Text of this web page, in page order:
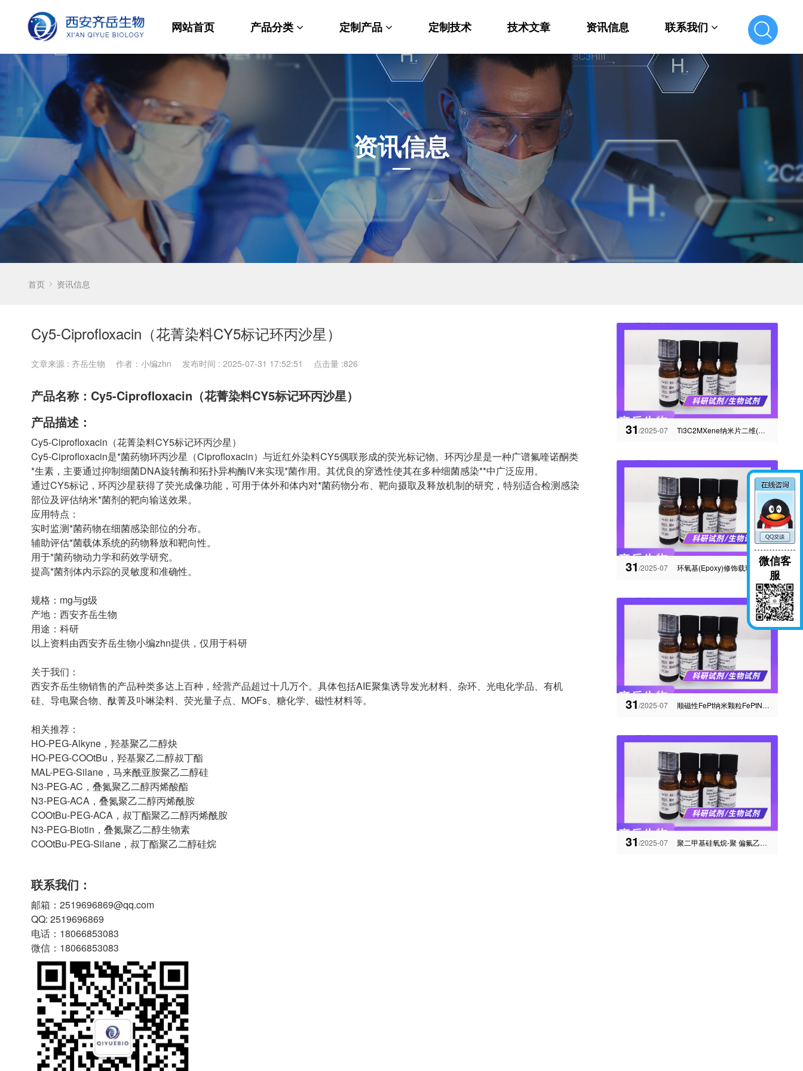
资讯信息
网站首页 产品分类
材料科学
生命科学
发光材料
功能性化学
分析化学
其他产品
定制产品
纳米材料定制
PEG衍生物
荧光标记定制
MOF材料定制
小分子定制
多肽定制
其他材料定制
定制技术 技术文章 资讯信息 联系我们
联系我们
首页 资讯信息
Cy5-Ciprofloxacin（花菁染料CY5标记环丙沙星）
文章来源 : 齐岳生物 作者：小编zhn 发布时间 : 2025-07-31 17:52:51 点击量 :826
产品名称：Cy5-Ciprofloxacin（花菁染料CY5标记环丙沙星）
产品描述：
Cy5-Ciprofloxacin（花菁染料CY5标记环丙沙星）
Cy5-Ciprofloxacin是*菌药物环丙沙星（Ciprofloxacin）与近红外染料CY5偶联形成的荧光标记物。环丙沙星是一种广谱氟喹诺酮类
*生素，主要通过抑制细菌DNA旋转酶和拓扑异构酶IV来实现*菌作用。其优良的穿透性使其在多种细菌感染**中广泛应用。
通过CY5标记，环丙沙星获得了荧光成像功能，可用于体外和体内对*菌药物分布、靶向摄取及释放机制的研究，特别适合检测感染
部位及评估纳米*菌剂的靶向输送效果。
应用特点：
实时监测*菌药物在细菌感染部位的分布。
辅助评估*菌载体系统的药物释放和靶向性。
用于*菌药物动力学和药效学研究。
提高*菌剂体内示踪的灵敏度和准确性。
规格：mg与g级
产地：西安齐岳生物
用途：科研
以上资料由西安齐岳生物小编zhn提供，仅用于科研
关于我们：
西安齐岳生物销售的产品种类多达上百种，经营产品超过十几万个。具体包括AIE聚集诱导发光材料、杂环、光电化学品、有机
硅、导电聚合物、酞菁及卟啉染料、荧光量子点、MOFs、糖化学、磁性材料等。
相关推荐：
HO-PEG-Alkyne，羟基聚乙二醇炔
HO-PEG-COOtBu，羟基聚乙二醇叔丁酯
MAL-PEG-Silane，马来酰亚胺聚乙二醇硅
N3-PEG-AC，叠氮聚乙二醇丙烯酸酯
N3-PEG-ACA，叠氮聚乙二醇丙烯酰胺
COOtBu-PEG-ACA，叔丁酯聚乙二醇丙烯酰胺
N3-PEG-Biotin，叠氮聚乙二醇生物素
COOtBu-PEG-Silane，叔丁酯聚乙二醇硅烷
联系我们：
邮箱：2519696869@qq.com
QQ: 2519696869
电话：18066853083
微信：18066853083
31/2025-07 Ti3C2MXene纳米片二维(迈科烯)材料齐岳供应
31/2025-07 环氧基(Epoxy)修饰载玻片/生物芯片的用途
31/2025-07 顺磁性FePt纳米颗粒FePtNanoparticles用于核磁造影
31/2025-07 聚二甲基硅氧烷-聚 偏氟乙烯（PDMS-PVDF）复合膜
微信客
服